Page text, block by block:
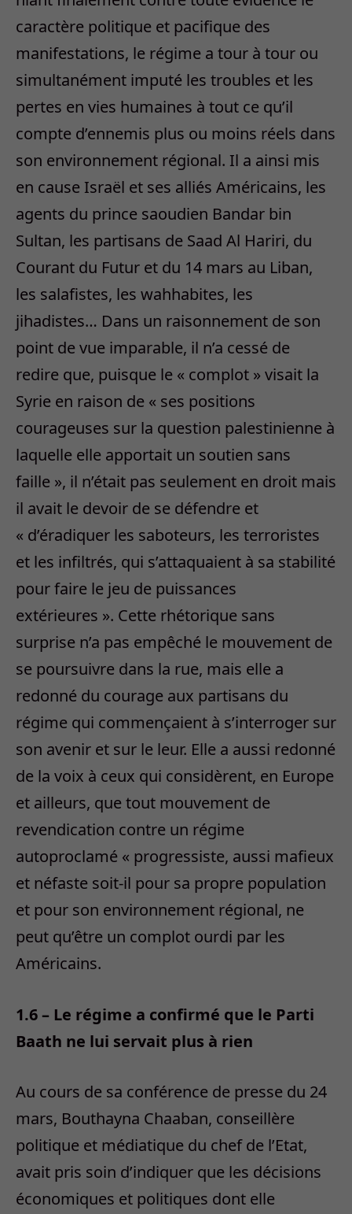
caractère politique et pacifique des
manifestations, le régime a tour à tour ou
simultanément imputé les troubles et les
pertes en vies humaines à tout ce qu’il
compte d’ennemis plus ou moins réels dans
son environnement régional. Il a ainsi mis
en cause Israël et ses alliés Américains, les
agents du prince saoudien Bandar bin
Sultan, les partisans de Saad Al Hariri, du
Courant du Futur et du 14 mars au Liban,
les salafistes, les wahhabites, les
jihadistes… Dans un raisonnement de son
point de vue imparable, il n’a cessé de
redire que, puisque le « complot » visait la
Syrie en raison de « ses positions
courageuses sur la question palestinienne à
laquelle elle apportait un soutien sans
faille », il n’était pas seulement en droit mais
il avait le devoir de se défendre et
« d’éradiquer les saboteurs, les terroristes
et les infiltrés, qui s’attaquaient à sa stabilité
pour faire le jeu de puissances
extérieures ». Cette rhétorique sans
surprise n’a pas empêché le mouvement de
se poursuivre dans la rue, mais elle a
redonné du courage aux partisans du
régime qui commençaient à s’interroger sur
son avenir et sur le leur. Elle a aussi redonné
de la voix à ceux qui considèrent, en Europe
et ailleurs, que tout mouvement de
revendication contre un régime
autoproclamé « progressiste, aussi mafieux
et néfaste soit-il pour sa propre population
et pour son environnement régional, ne
peut qu’être un complot ourdi par les
Américains.
1.6 – Le régime a confirmé que le Parti
Baath ne lui servait plus à rien
Au cours de sa conférence de presse du 24
mars, Bouthayna Chaaban, conseillère
politique et médiatique du chef de l’Etat,
avait pris soin d’indiquer que les décisions
économiques et politiques dont elle